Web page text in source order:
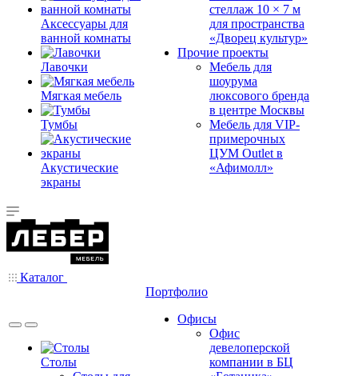
Аксессуары для
ванной комнаты
Лавочки
Мягкая мебель
Тумбы
Акустические
экраны
стеллаж 10 × 7 м
для пространства
«Дворец культур»
Прочие проекты
Мебель для
шоурума
люксового бренда
в центре Москвы
Мебель для VIP-
примерочных
ЦУМ Outlet в
«Афимолл»
Каталог
Столы
Портфолио
Офисы
Офис
девелоперской
компании в БЦ